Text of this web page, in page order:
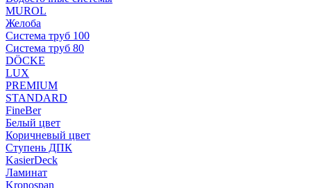
MUROL
Желоба
Система труб 100
Система труб 80
DÖCKE
LUX
PREMIUM
STANDARD
FineBer
Белый цвет
Коричневый цвет
Ступень ДПК
KasierDeck
Ламинат
Kronospan